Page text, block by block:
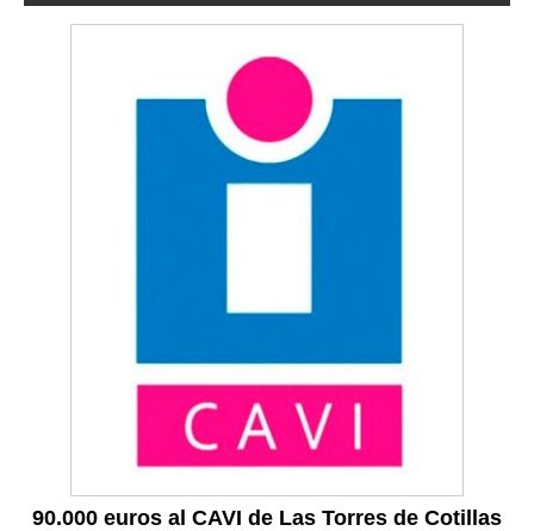
90.000 euros al CAVI de Las Torres de Cotillas